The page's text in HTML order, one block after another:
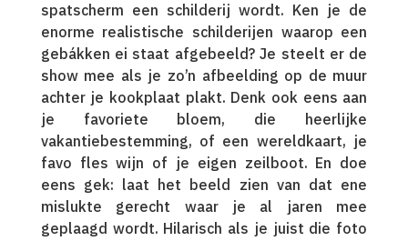
spatscherm een schilderij wordt. Ken je de
enorme realistische schilderijen waarop een
gebákken ei staat afgebeeld? Je steelt er de
show mee als je zo’n afbeelding op de muur
achter je kookplaat plakt. Denk ook eens aan
je favoriete bloem, die heerlijke
vakantiebestemming, of een wereldkaart, je
favo fles wijn of je eigen zeilboot. En doe
eens gek: laat het beeld zien van dat ene
mislukte gerecht waar je al jaren mee
geplaagd wordt. Hilarisch als je juist die foto